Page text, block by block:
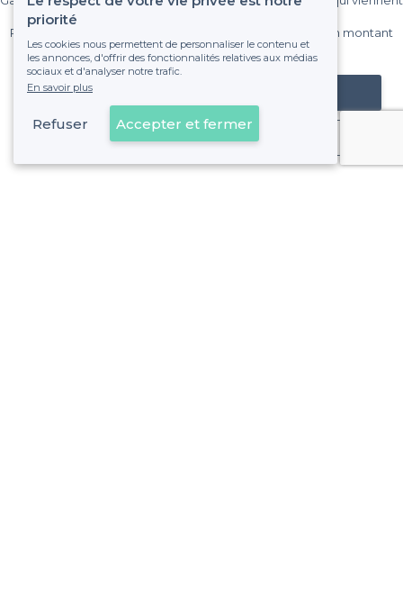
Pas de commissions et sans engagement, vous payez un montant
fixe sans risque de voir déraper la facture.
Référencer mon établissement
Déjà client
priorité
Les cookies nous permettent de personnaliser le contenu et
les annonces, d'offrir des fonctionnalités relatives aux médias
sociaux et d'analyser notre trafic.
En savoir plus
Refuser Accepter et fermer